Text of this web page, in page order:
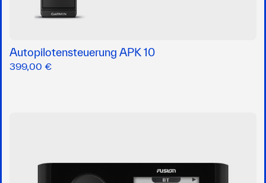
Autopilotensteuerung APK 10
399,00 €